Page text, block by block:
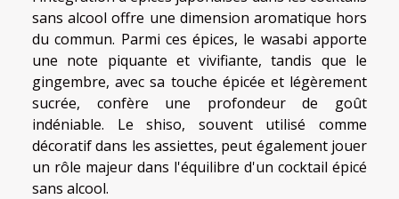
sans alcool offre une dimension aromatique hors
du commun. Parmi ces épices, le wasabi apporte
une note piquante et vivifiante, tandis que le
gingembre, avec sa touche épicée et légèrement
sucrée, confère une profondeur de goût
indéniable. Le shiso, souvent utilisé comme
décoratif dans les assiettes, peut également jouer
un rôle majeur dans l'équilibre d'un cocktail épicé
sans alcool.